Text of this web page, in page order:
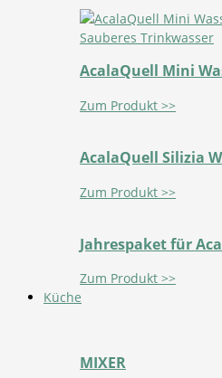
AcalaQuell Mini
Zum Produkt >>
AcalaQuell Silizia
Zum Produkt >>
Jahrespaket für
Zum Produkt >>
Küche
MIXER